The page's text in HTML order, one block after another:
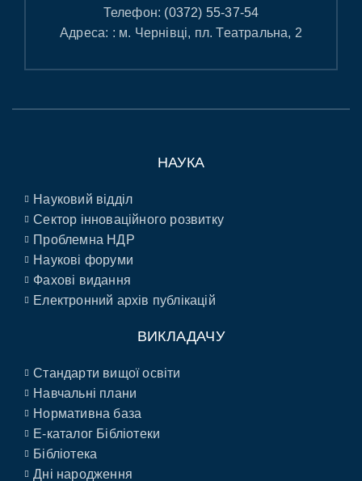
Телефон: (0372) 55-37-54
Адреса: : м. Чернівці, пл. Театральна, 2
НАУКА
Науковий відділ
Сектор інноваційного розвитку
Проблемна НДР
Наукові форуми
Фахові видання
Електронний архів публікацій
ВИКЛАДАЧУ
Стандарти вищої освіти
Навчальні плани
Нормативна база
E-каталог Бібліотеки
Бібліотека
Дні народження